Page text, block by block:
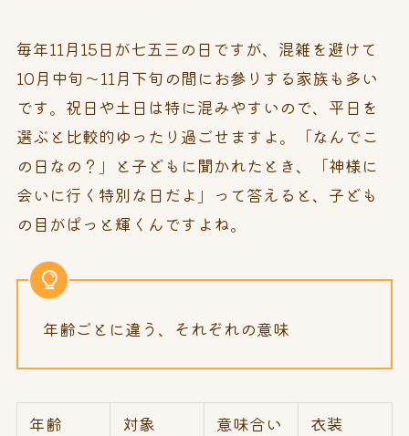
毎年11月15日が七五三の日ですが、混雑を避けて
10月中旬～11月下旬の間にお参りする家族も多い
です。祝日や土日は特に混みやすいので、平日を
選ぶと比較的ゆったり過ごせますよ。「なんでこ
の日なの？」と子どもに聞かれたとき、「神様に
会いに行く特別な日だよ」って答えると、子ども
の目がぱっと輝くんですよね。
年齢ごとに違う、それぞれの意味
年齢 対象 意味合い
衣装